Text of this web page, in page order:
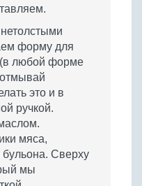
форму для
(в любой форме
отмывай
это и в
ручкой.
мяса,
Сверху
мы